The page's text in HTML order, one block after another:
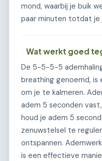
mond, waarbij je buik
paar minuten totdat je
Wat werkt goed
De 5-5-5-5
breathing genoemd, is
om je te kalmeren.
adem 5 seconden
houd je adem 5
zenuwstelsel te
ontspannen.
is een effectieve